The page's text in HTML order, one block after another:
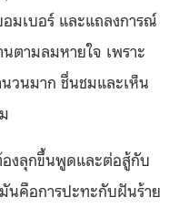
มเบอร์ และแถลงการณ์
ตามลมหายใจ เพราะ
วนมาก ชื่นชมและเห็น
องลุกขึ้นพูดและต่อสู้กับ
นคือการปะทะกับฝันร้าย